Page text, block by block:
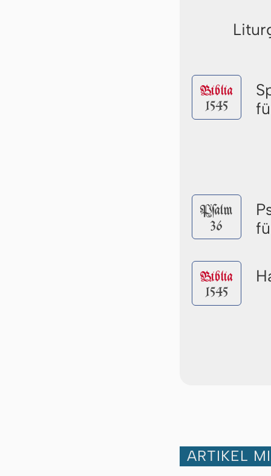
Biblia
1545
Pſalm
36
Biblia
1545
ARTIKEL